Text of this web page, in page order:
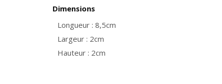
Dimensions
Longueur : 8,5cm
Largeur : 2cm
Hauteur : 2cm